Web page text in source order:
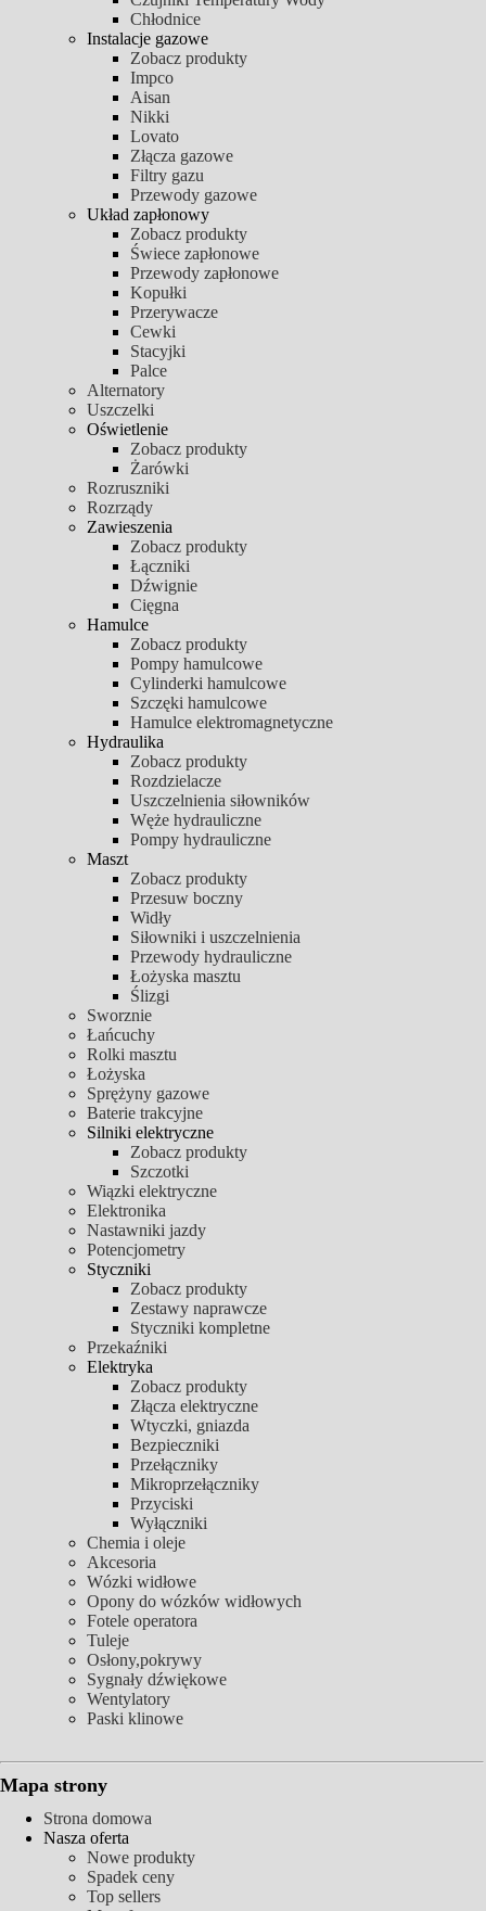
Chłodnice
Instalacje gazowe
Zobacz produkty
Impco
Aisan
Nikki
Lovato
Złącza gazowe
Filtry gazu
Przewody gazowe
Układ zapłonowy
Zobacz produkty
Świece zapłonowe
Przewody zapłonowe
Kopułki
Przerywacze
Cewki
Stacyjki
Palce
Alternatory
Uszczelki
Oświetlenie
Zobacz produkty
Żarówki
Rozruszniki
Rozrządy
Zawieszenia
Zobacz produkty
Łączniki
Dźwignie
Cięgna
Hamulce
Zobacz produkty
Pompy hamulcowe
Cylinderki hamulcowe
Szczęki hamulcowe
Hamulce elektromagnetyczne
Hydraulika
Zobacz produkty
Rozdzielacze
Uszczelnienia siłowników
Węże hydrauliczne
Pompy hydrauliczne
Maszt
Zobacz produkty
Przesuw boczny
Widły
Siłowniki i uszczelnienia
Przewody hydrauliczne
Łożyska masztu
Ślizgi
Sworznie
Łańcuchy
Rolki masztu
Łożyska
Sprężyny gazowe
Baterie trakcyjne
Silniki elektryczne
Zobacz produkty
Szczotki
Wiązki elektryczne
Elektronika
Nastawniki jazdy
Potencjometry
Styczniki
Zobacz produkty
Zestawy naprawcze
Styczniki kompletne
Przekaźniki
Elektryka
Zobacz produkty
Złącza elektryczne
Wtyczki, gniazda
Bezpieczniki
Przełączniky
Mikroprzełączniky
Przyciski
Wyłączniki
Chemia i oleje
Akcesoria
Wózki widłowe
Opony do wózków widłowych
Fotele operatora
Tuleje
Osłony,pokrywy
Sygnały dźwiękowe
Wentylatory
Paski klinowe
Mapa strony
Strona domowa
Nasza oferta
Nowe produkty
Spadek ceny
Top sellers